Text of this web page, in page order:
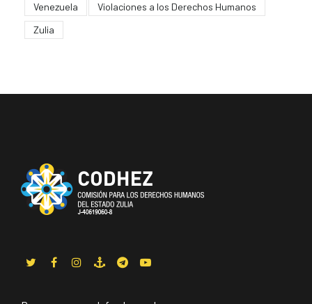
Venezuela
Violaciones a los Derechos Humanos
Zulia